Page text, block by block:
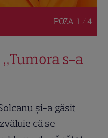
POZA 1 / 4
s-a
și-a găsit
că se